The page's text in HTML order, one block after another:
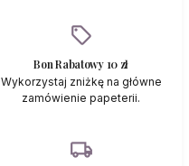
sell
Bon Rabatowy 10 zł
Wykorzystaj zniżkę na główne
zamówienie papeterii.
local_shipping